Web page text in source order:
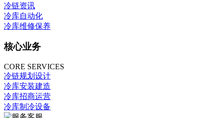
冷链资讯
冷库自动化
冷库维修保养
核心业务
CORE SERVICES
冷链规划设计
冷库安装建造
冷库招商运营
冷库制冷设备